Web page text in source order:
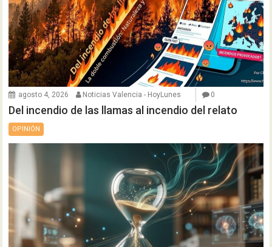
agosto 4, 2026 Noticias Valencia - HoyLunes 0
Del incendio de las llamas al incendio del relato
OPINIÓN